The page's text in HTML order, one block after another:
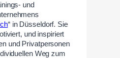
und
“ in Düsseldorf. Sie
und inspiriert
und Privatpersonen
Weg zum